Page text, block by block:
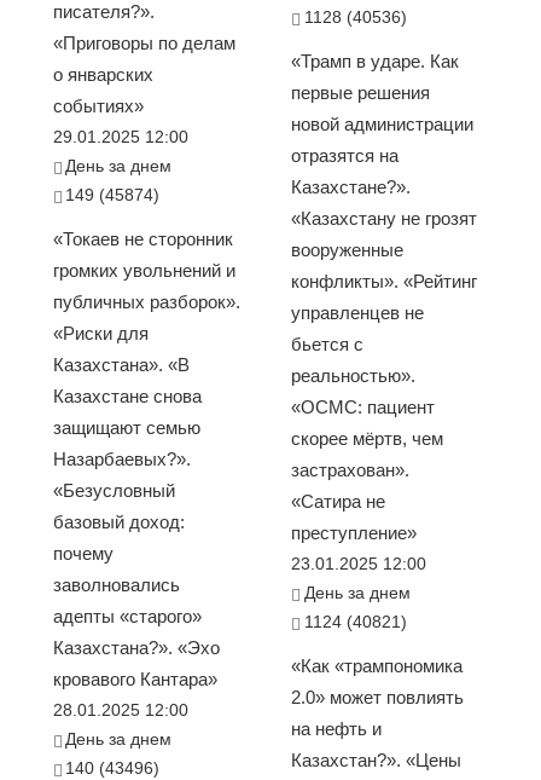
писателя?».
«Приговоры по делам
о январских
событиях»
29.01.2025 12:00
День за днем
149 (45874)
«Токаев не сторонник
громких увольнений и
публичных разборок».
«Риски для
Казахстана». «В
Казахстане снова
защищают семью
Назарбаевых?».
«Безусловный
базовый доход:
почему
заволновались
адепты «старого»
Казахстана?». «Эхо
кровавого Кантара»
28.01.2025 12:00
День за днем
140 (43496)
1128 (40536)
«Трамп в ударе. Как
первые решения
новой администрации
отразятся на
Казахстане?».
«Казахстану не грозят
вооруженные
конфликты». «Рейтинг
управленцев не
бьется с
реальностью».
«ОСМС: пациент
скорее мёртв, чем
застрахован».
«Сатира не
преступление»
23.01.2025 12:00
День за днем
1124 (40821)
«Как «трампономика
2.0» может повлиять
на нефть и
Казахстан?». «Цены